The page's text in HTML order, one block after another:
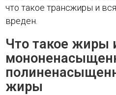
что такое трансжиры и
вреден.
Что такое жиры
жиры